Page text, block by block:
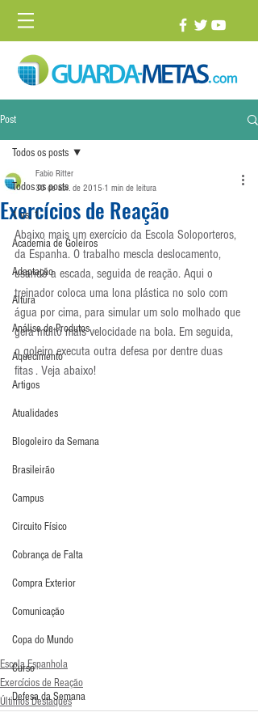
Post
Todos os posts
1 vs. 1
Academia de Goleiros
Adaptação
Altura
Análise de Produtos
Aquecimento
Artigos
Atualidades
Blogoleiro da Semana
Brasileirão
Campus
Circuito Físico
Cobrança de Falta
Compra Exterior
Comunicação
Copa do Mundo
Curso
Defesa da Semana
Todos os posts
Exercícios de Reação
Fabio Ritter
30 de abr. de 2015 1 min de leitura
Abaixo mais um exercício da Escola Soloporteros,
da Espanha. O trabalho mescla deslocamento,
usando a escada, seguida de reação. Aqui o
treinador coloca uma lona plástica no solo com
água por cima, para simular um solo molhado que
gera muito mais velocidade na bola. Em seguida,
o goleiro executa outra defesa por dentre duas
fitas . Veja abaixo!
Escola Espanhola
Exercícios de Reação
Últimos Destaques